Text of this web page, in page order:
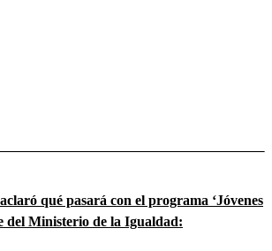
qué pasará con el programa ‘Jóvenes
del Ministerio de la Igualdad: